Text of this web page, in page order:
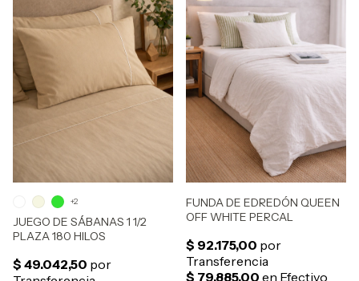
JUEGO DE SÁBANAS 1 1/2
PLAZA 180 HILOS
+2
FUNDA DE EDREDÓN QUEEN
OFF WHITE PERCAL